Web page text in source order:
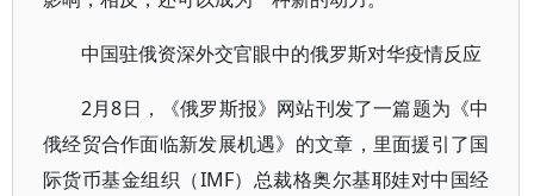
中国驻俄资深外交官眼中的俄罗斯对华疫情反应
2月8日，《俄罗斯报》网站刊发了一篇题为《中
俄经贸合作面临新发展机遇》的文章，里面援引了国
际货币基金组织（IMF）总裁格奥尔基耶娃对中国经